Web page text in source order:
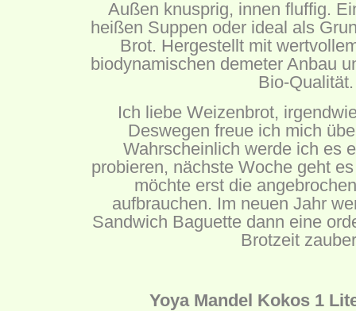
Außen knusprig, innen fluffig.
heißen Suppen oder ideal als
Brot. Hergestellt mit
biodynamischen demeter Anbau
Bio-Qualität.
Ich liebe Weizenbrot,
Deswegen freue ich mich
Wahrscheinlich werde ich es
probieren, nächste Woche geht
möchte erst die
aufbrauchen. Im neuen Jahr
Sandwich Baguette dann eine
Brotzeit
Yoya Mandel Kokos 1